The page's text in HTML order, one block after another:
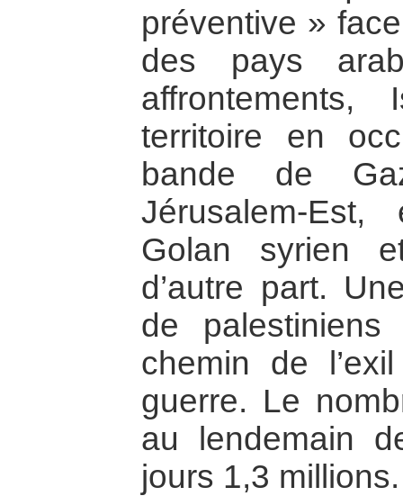
préventive »
des pays
territoire en
bande de
Jérusalem-
Golan syrien
d’autre part.
de
chemin de
guerre. Le
au lendemain
jours 1,3 millions.